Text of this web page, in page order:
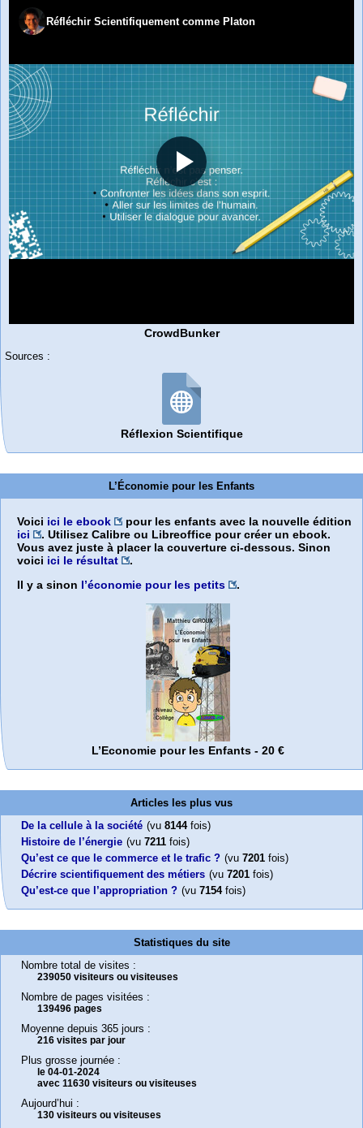
CrowdBunker
Sources :
Réflexion Scientifique
L’Économie pour les Enfants
Voici ici le ebook
pour les enfants avec la nouvelle édition
ici
. Utilisez Calibre ou Libreoffice pour créer un ebook.
Vous avez juste à placer la couverture ci-dessous. Sinon
voici ici le résultat
.
Il y a sinon l’économie pour les petits .
L’Economie pour les Enfants - 20 €
Articles les plus vus
De la cellule à la société (vu 8144fois)
Histoire de l’énergie (vu 7211 fois)
Qu’est ce que le commerce et le trafic ? (vu 7201 fois)
Décrire scientifiquement des métiers (vu 7201 fois)
Qu’est-ce que l’appropriation ? (vu 7154fois)
Statistiques du site
Nombre total de visites :
239050 visiteurs ou visiteuses
Nombre de pages visitées :
139496 pages
Moyenne depuis 365 jours :
216 visites par jour
Plus grosse journée :
le 04-01-2024
avec 11630 visiteurs ou visiteuses
Aujourd’hui :
130 visiteurs ou visiteuses